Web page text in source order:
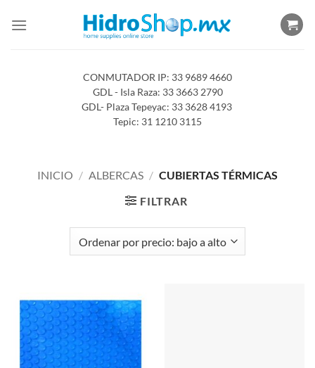
CONMUTADOR IP: 33 9689 4660
GDL - Isla Raza: 33 3663 2790
GDL- Plaza Tepeyac: 33 3628 4193
Tepic: 31 1210 3115
INICIO / ALBERCAS / CUBIERTAS TÉRMICAS
FILTRAR